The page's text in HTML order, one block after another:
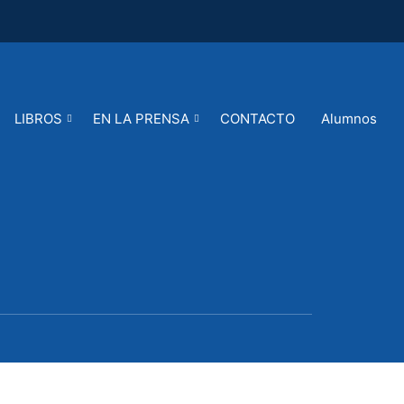
LIBROS EN LA PRENSA CONTACTO Alumnos